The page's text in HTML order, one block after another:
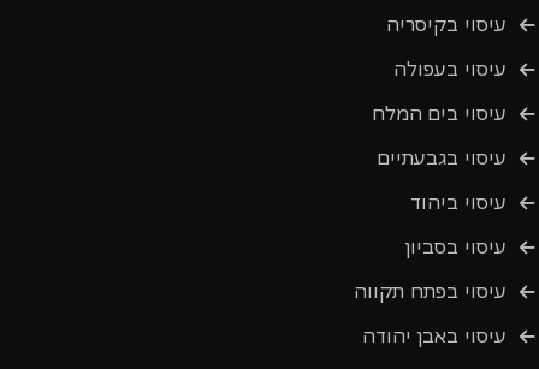
עיסוי בקיסריה
עיסוי בעפולה
עיסוי בים המלח
עיסוי בגבעתיים
עיסוי ביהוד
עיסוי בסביון
עיסוי בפתח תקווה
עיסוי באבן יהודה